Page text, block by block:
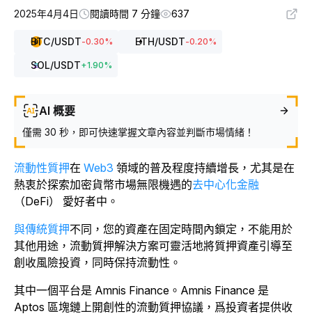
2025年4月4日
閱讀時間 7 分鐘 637
BTC/USDT-0.30% ETH/USDT-0.20%
SOL/USDT+1.90%
AI 概要
僅需 30 秒，即可快速掌握文章內容並判斷市場情緒！
流動性質押在 Web3 領域的普及程度持續增長 ，尤其是在
熱衷於探索加密貨幣市場無限機遇的去中心化金融
（DeFi） 愛好者中。
與傳統質押不同，您的資產在固定時間內鎖定，不能用於
其他用途，流動質押解決方案可靈活地將質押資產引導至
創收風險投資，同時保持流動性。
其中一個平台是 Amnis Finance。Amnis Finance 是
Aptos 區塊鏈上開創性的流動質押協議，爲投資者提供收